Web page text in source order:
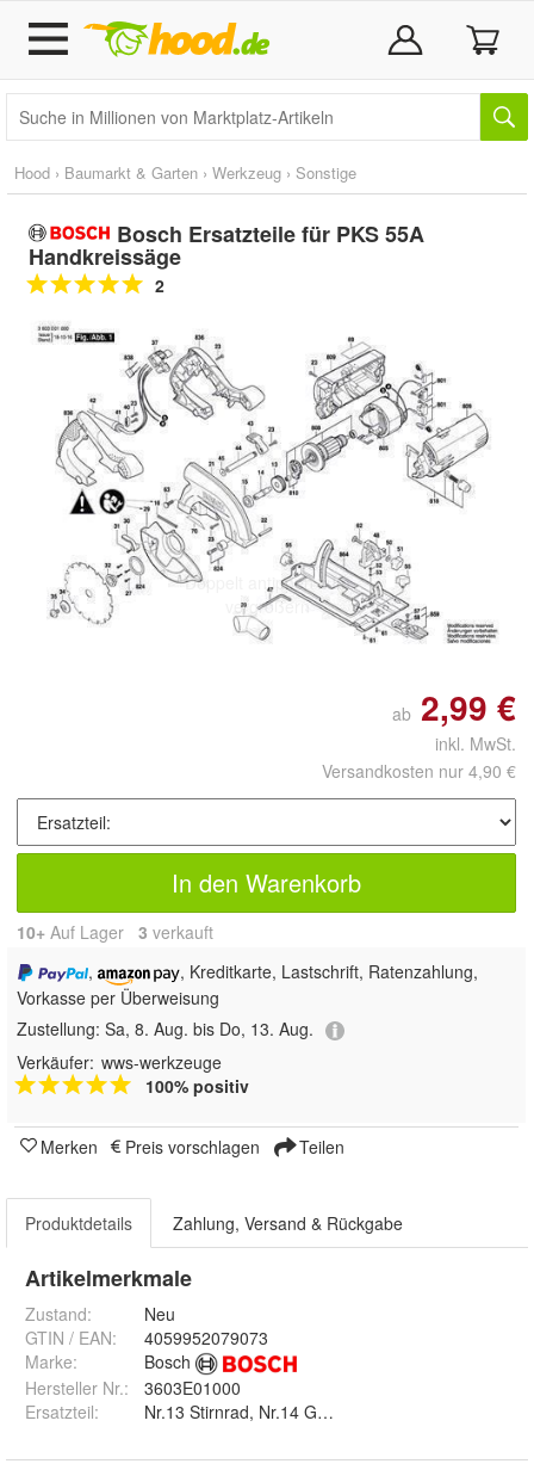
Hood › Baumarkt & Garten › Werkzeug › Sonstige
Bosch Ersatzteile für PKS 55A
Handkreissäge
2
Doppelt antippen zum
vergrößern
ab 2,99 €
inkl. MwSt.
Versandkosten nur 4,90 €
In den Warenkorb
10+ Auf Lager 3 verkauft
,
, Kreditkarte, Lastschrift, Ratenzahlung,
Vorkasse per Überweisung
Zustellung: Sa, 8. Aug. bis Do, 13. Aug.
Verkäufer: wws-werkzeuge
100% positiv
Merken Preis vorschlagen Teilen
Produktdetails Zahlung, Versand & Rückgabe
Artikelmerkmale
Zustand:
Neu
GTIN / EAN:
4059952079073
Marke:
Bosch
Hersteller Nr.:
3603E01000
Ersatzteil: Nr.13 Stirnrad, Nr.14 Getriebewelle, Nr.15